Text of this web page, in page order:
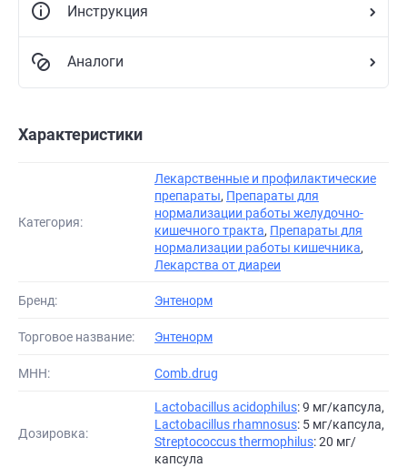
Инструкция
Аналоги
Характеристики
Категория:
Лекарственные и профилактические
препараты, Препараты для
нормализации работы желудочно-
кишечного тракта, Препараты для
нормализации работы кишечника,
Лекарства от диареи
Бренд: Энтенорм
Торговое название: Энтенорм
МНН: Comb.drug
Дозировка:
Lactobacillus acidophilus: 9 мг/капсула,
Lactobacillus rhamnosus: 5 мг/капсула,
Streptococcus thermophilus: 20 мг/
капсула